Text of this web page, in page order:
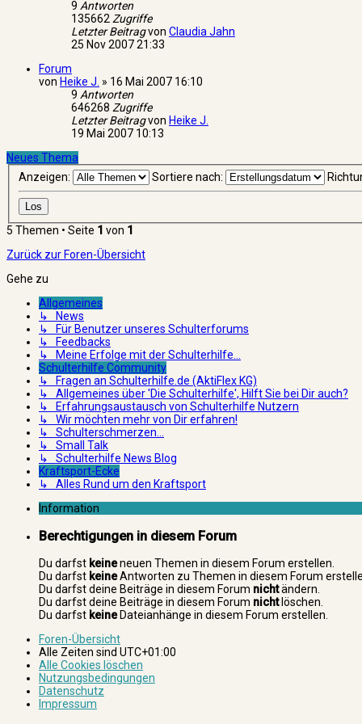
9 Antworten
135662Zugriffe
Letzter Beitragvon Claudia Jahn
25 Nov 2007 21:33
Forum
von Heike J. » 16 Mai 2007 16:10
9 Antworten
646268 Zugriffe
Letzter Beitragvon Heike J.
19 Mai 2007 10:13
Neues Thema
Anzeigen:
Sortiere nach:
5 Themen • Seite 1 von 1
Zurück zur Foren-Übersicht
Gehe zu
Allgemeines
↳ News
↳ Für Benutzer unseres Schulterforums
↳ Feedbacks
↳ Meine Erfolge mit der Schulterhilfe...
Schulterhilfe Community
↳ Fragen an Schulterhilfe.de (AktiFlex KG)
↳ Allgemeines über 'Die Schulterhilfe', Hilft Sie bei Dir auch?
↳ Erfahrungsaustausch von Schulterhilfe Nutzern
↳ Wir möchten mehr von Dir erfahren!
↳ Schulterschmerzen...
↳ Small Talk
↳ Schulterhilfe News Blog
Kraftsport-Ecke
↳ Alles Rund um den Kraftsport
Information
Berechtigungen in diesem Forum
Du darfst keineneuen Themen in diesem Forum erstellen.
Du darfst keineAntworten zu Themen in diesem Forum
Du darfst deine Beiträge in diesem Forum nichtändern.
Du darfst deine Beiträge in diesem Forum nichtlöschen.
Du darfst keineDateianhänge in diesem Forum erstellen.
Foren-Übersicht
Alle Zeiten sind UTC+01:00
Alle Cookies löschen
Nutzungsbedingungen
Datenschutz
Impressum